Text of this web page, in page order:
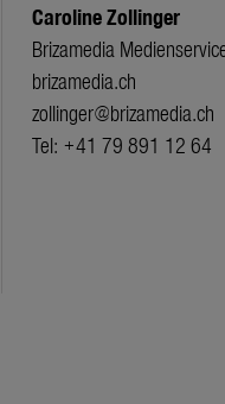
Caroline Zollinger
Brizamedia
brizamedia.ch
zollinger@brizamedia.ch
Tel: +41 79 891 12 64